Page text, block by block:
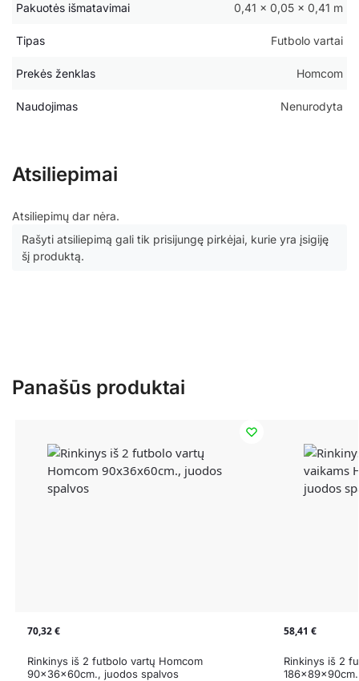
Pakuotės išmatavimai 0,41 × 0,05 × 0,41 m
Tipas Futbolo vartai
Prekės ženklas Homcom
Naudojimas Nenurodyta
Atsiliepimai
Atsiliepimų dar nėra.
Rašyti atsiliepimą gali tik prisijungę pirkėjai, kurie yra įsigiję
šį produktą.
Panašūs produktai
70,32€
Rinkinys iš 2 futbolo vartų Homcom
90x36x60cm., juodos spalvos
58,41 €
Rinkinys iš 2